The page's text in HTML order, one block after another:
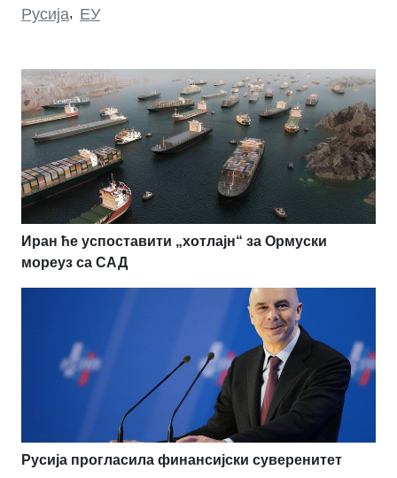
Русија, ЕУ
Иран ће успоставити „хотлајн“ за Ормуски
мореуз са САД
Русија прогласила финансијски суверенитет